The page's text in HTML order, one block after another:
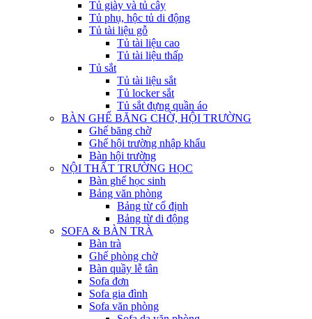
Tủ giày và tủ cây
Tủ phụ, hộc tủ di động
Tủ tài liệu gỗ
Tủ tài liệu cao
Tủ tài liệu thấp
Tủ sắt
Tủ tài liệu sắt
Tủ locker sắt
Tủ sắt đựng quần áo
BÀN GHẾ BĂNG CHỜ, HỘI TRƯỜNG
Ghế băng chờ
Ghế hội trường nhập khẩu
Bàn hội trường
NỘI THẤT TRƯỜNG HỌC
Bàn ghế học sinh
Bảng văn phòng
Bảng từ cố định
Bảng từ di động
SOFA & BÀN TRÀ
Bàn trà
Ghế phòng chờ
Bàn quầy lễ tân
Sofa đơn
Sofa gia đình
Sofa văn phòng